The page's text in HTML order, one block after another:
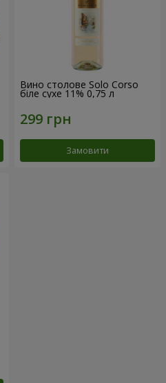
Вино столове Solo Corso
біле сухе 11% 0,75 л
Замовити